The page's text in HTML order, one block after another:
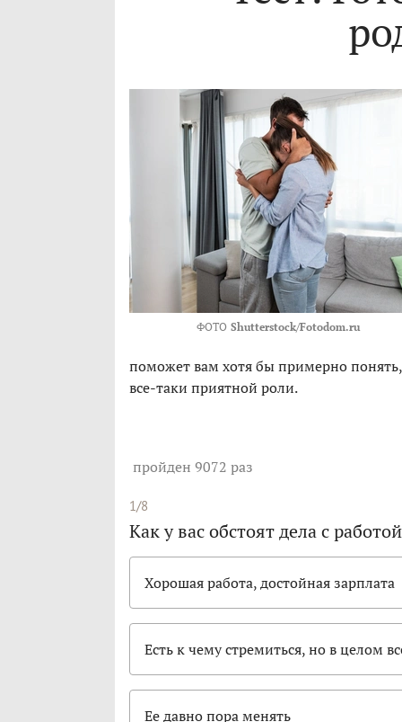
ФОТО Shutterstock/Fotodom.ru
поможет вам хотя бы примерно
все-таки приятной роли.
пройден 9072 раз
1/8
Как у вас обстоят дела с
Хорошая работа, достойная зарплата
Есть к чему стремиться, но в целом
Ее давно пора менять